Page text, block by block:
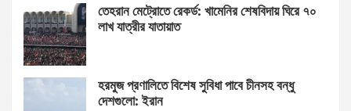
তেহরান মেট্রোতে রেকর্ড: খামেনির শেষবিদায় ঘিরে ৭০
লাখ যাত্রীর যাতায়াত
হরমুজ প্রণালিতে বিশেষ সুবিধা পাবে চীনসহ বন্ধু
দেশগুলো: ইরান